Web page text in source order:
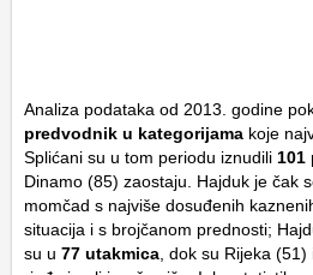
Analiza podataka od 2013. godine
predvodnik u kategorijama koje
Splićani su u tom periodu iznudili 101
Dinamo (85) zaostaju. Hajduk je čak
momčad s najviše dosuđenih
situacija i s brojčanom prednosti;
su u 77 utakmica , dok su Rijeka